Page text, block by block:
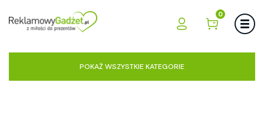
0
POKAŻ WSZYSTKIE KATEGORIE